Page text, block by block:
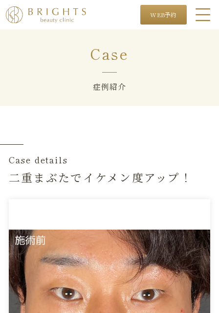
WEB予約
Case
症例紹介
Case details
二重まぶたでイケメン度アップ！